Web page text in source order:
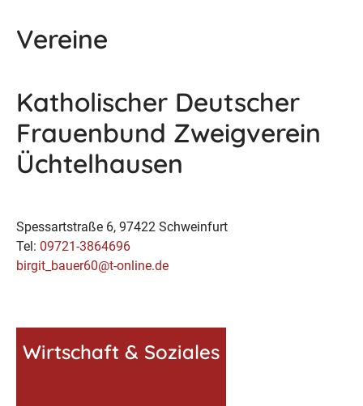
Vereine
Katholischer Deutscher
Frauenbund Zweigverein
Üchtelhausen
Spessartstraße 6, 97422 Schweinfurt
Tel: 09721-3864696
birgit_bauer60@t-online.de
Wirtschaft & Soziales